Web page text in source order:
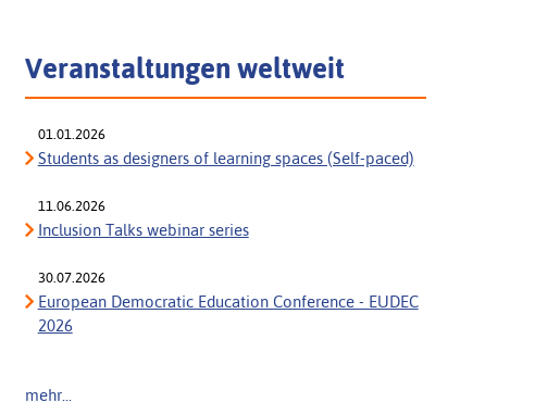
Veranstaltungen weltweit
01.01.2026
Students as designers of learning spaces (Self-paced)
11.06.2026
Inclusion Talks webinar series
30.07.2026
European Democratic Education Conference - EUDEC
2026
mehr...